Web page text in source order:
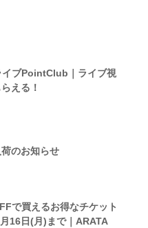
イブPointClub｜ライブ視
える！
のお知らせ
で買えるお得なチケット
16日(月)まで｜ARATA